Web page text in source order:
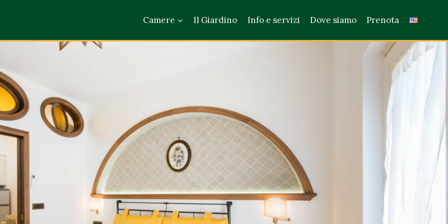
Camere Il Giardino Info e servizi Dove siamo Prenota